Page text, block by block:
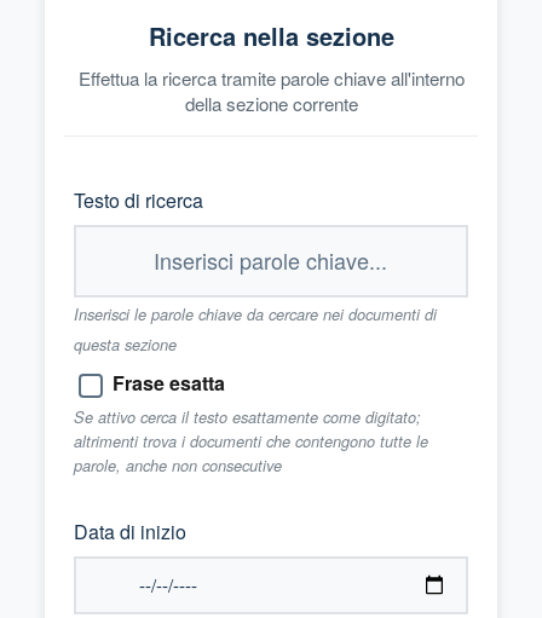
Ricerca nella sezione
Effettua la ricerca tramite parole chiave all'interno
della sezione corrente
Testo di ricerca
Inserisci le parole chiave da cercare nei documenti di
questa sezione
Frase esatta
Se attivo cerca il testo esattamente come digitato;
altrimenti trova i documenti che contengono tutte le
parole, anche non consecutive
Data di inizio